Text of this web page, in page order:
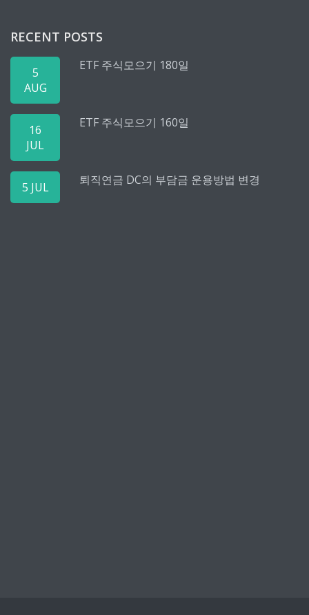
RECENT POSTS
5
AUG
ETF 주식모으기 180일
16
JUL
ETF 주식모으기 160일
5 JUL 퇴직연금 DC의 부담금 운용방법 변경